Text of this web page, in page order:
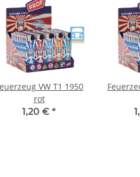
VW T1 1950
rot
1,20 € *